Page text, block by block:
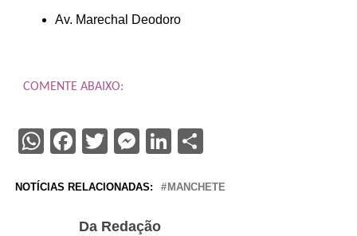
Av. Marechal Deodoro
COMENTE ABAIXO:
WhatsApp
Facebook
Twitter
Messenger
LinkedIn
Share
NOTÍCIAS RELACIONADAS: MANCHETE
Da Redação